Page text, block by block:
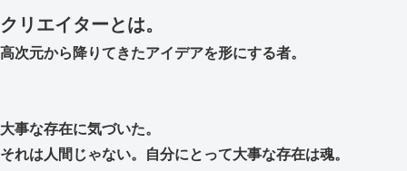
クリエイターとは。
高次元から降りてきたアイデアを形にする者。
大事な存在に気づいた。
それは人間じゃない。自分にとって大事な存在は魂。